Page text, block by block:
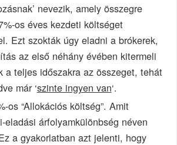
nevezik, amely összegre
os éves kezdeti költséget
Ezt szokták úgy eladni a brókerek,
az első néhány évében kitermeli
a teljes időszakra az összeget, tehát
már ‘szinte ingyen van‘.
os “Allokációs költség”. Amit
eladási árfolyamkülönbség néven
a gyakorlatban azt jelenti, hogy